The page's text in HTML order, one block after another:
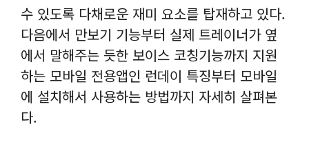
수 있도록 다채로운 재미 요소를 탑재하고 있다.
다음에서 만보기 기능부터 실제 트레이너가 옆
에서 말해주는 듯한 보이스 코칭기능까지 지원
하는 모바일 전용앱인 런데이 특징부터 모바일
에 설치해서 사용하는 방법까지 자세히 살펴본
다.